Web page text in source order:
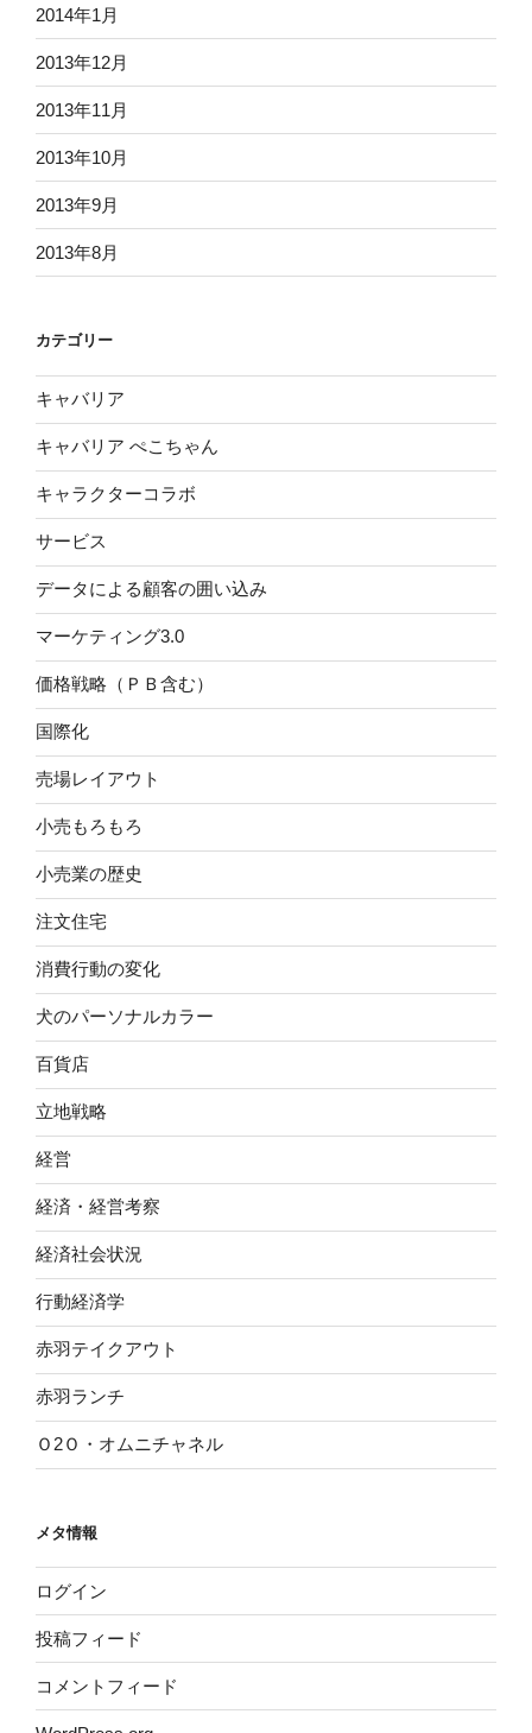
2014年1月
2013年12月
2013年11月
2013年10月
2013年9月
2013年8月
カテゴリー
キャバリア
キャバリア ぺこちゃん
キャラクターコラボ
サービス
データによる顧客の囲い込み
マーケティング3.0
価格戦略（ＰＢ含む）
国際化
売場レイアウト
小売もろもろ
小売業の歴史
注文住宅
消費行動の変化
犬のパーソナルカラー
百貨店
立地戦略
経営
経済・経営考察
経済社会状況
行動経済学
赤羽テイクアウト
赤羽ランチ
Ｏ2Ｏ・オムニチャネル
メタ情報
ログイン
投稿フィード
コメントフィード